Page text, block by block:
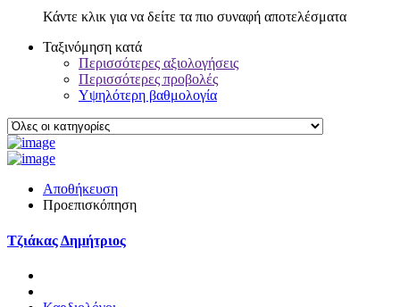
Κάντε κλικ για να δείτε τα πιο συναφή αποτελέσματα
Ταξινόμηση κατά
Περισσότερες αξιολογήσεις
Περισσότερες προβολές
Υψηλότερη βαθμολογία
Αποθήκευση
Προεπισκόπηση
Τζιάκας Δημήτριος